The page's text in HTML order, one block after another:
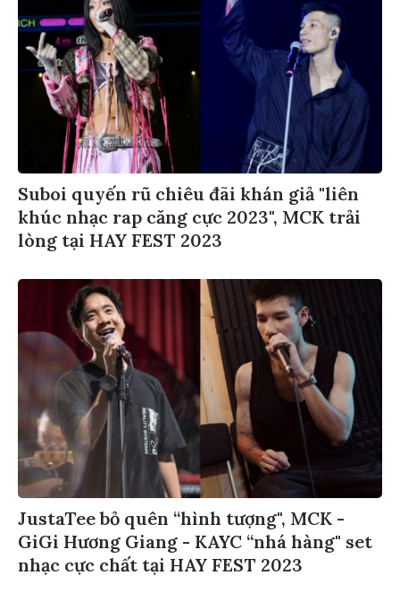
Suboi quyến rũ chiêu đãi khán giả "liên
khúc nhạc rap căng cực 2023", MCK trải
lòng tại HAY FEST 2023
JustaTee bỏ quên “hình tượng", MCK -
GiGi Hương Giang - KAYC “nhá hàng" set
nhạc cực chất tại HAY FEST 2023